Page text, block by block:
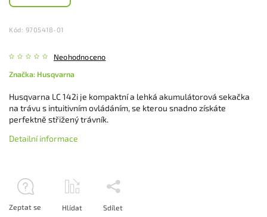
Kód: 9705418-01
Neohodnoceno
Značka: Husqvarna
Husqvarna LC 142i je kompaktní a lehká akumulátorová sekačka
na trávu s intuitivním ovládáním, se kterou snadno získáte
perfektně střižený trávník.
Detailní informace
Zeptat se Hlídat Sdílet